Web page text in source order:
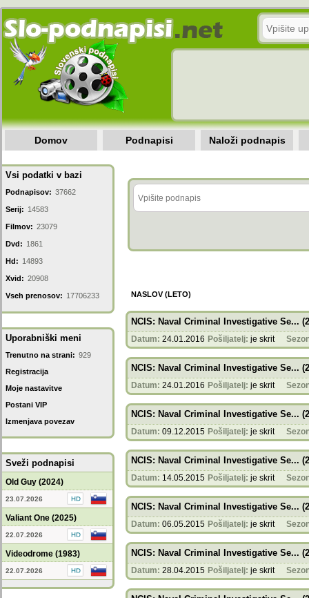
Domov Podnapisi Naloži podnapis
Vsi podatki v bazi
Podnapisov: 37662
Serij: 14583
Filmov: 23079
Dvd: 1861
Hd: 14893
Xvid: 20908
Vseh prenosov: 17706233
Uporabniški meni
Trenutno na strani: 929
Registracija
Moje nastavitve
Postani VIP
Izmenjava povezav
Sveži podnapisi
Old Guy (2024)
23.07.2026
Valiant One (2025)
22.07.2026
Videodrome (1983)
22.07.2026
NASLOV (LETO)
NCIS: Naval Criminal Investigative Se...
Datum: 24.01.2016 Pošiljatelj: je skrit
NCIS: Naval Criminal Investigative Se...
Datum: 24.01.2016 Pošiljatelj: je skrit
NCIS: Naval Criminal Investigative Se...
Datum: 09.12.2015 Pošiljatelj: je skrit
NCIS: Naval Criminal Investigative Se...
Datum: 14.05.2015 Pošiljatelj: je skrit
NCIS: Naval Criminal Investigative Se...
Datum: 06.05.2015 Pošiljatelj: je skrit
NCIS: Naval Criminal Investigative Se...
Datum: 28.04.2015 Pošiljatelj: je skrit